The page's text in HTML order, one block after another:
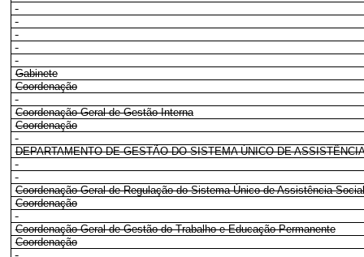
Gabinete
Coordenação
Coordenação-Geral de Gestão Interna
Coordenação
DEPARTAMENTO DE GESTÃO DO SISTEMA ÚNICO DE
Coordenação-Geral de Regulação do Sistema Único de Assistência Social
Coordenação
Coordenação-Geral de Gestão do Trabalho e Educação Permanente
Coordenação